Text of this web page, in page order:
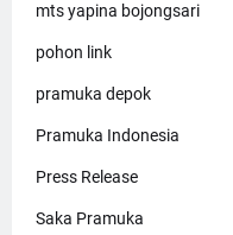
mts yapina bojongsari
pohon link
pramuka depok
Pramuka Indonesia
Press Release
Saka Pramuka